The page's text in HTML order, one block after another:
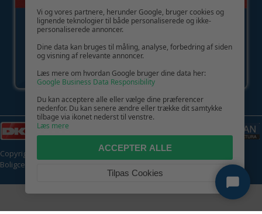
Copyright © 2026 | CVR: DK41222093 | Alle rettigheder forbeholdes |
Boligcenter.dk
Vi og vores partnere, herunder Google, bruger cookies og
lignende teknologier til både personaliserede og ikke-
personaliserede annoncer.
Dine data kan bruges til måling, analyse, forbedring af siden
og visning af relevante annoncer.
Læs mere om hvordan Google bruger dine data her:
Google Business Data Responsibility
Du kan acceptere alle eller vælge dine præferencer
nedenfor. Du kan senere ændre eller trække dit samtykke
tilbage via ikonet nederst til venstre.
Læs mere
ACCEPTER ALLE
Tilpas Cookies